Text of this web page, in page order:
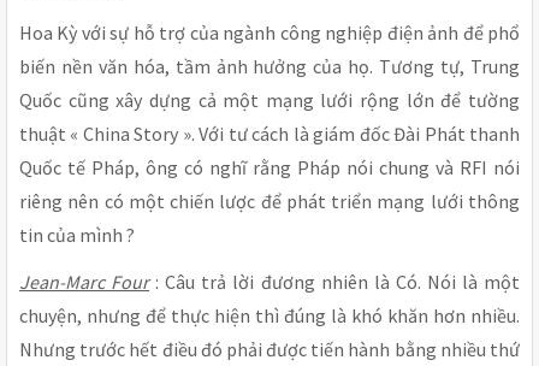
Hoa Kỳ với sự hỗ trợ của ngành công nghiệp điện ảnh để phổ
biến nền văn hóa, tầm ảnh hưởng của họ. Tương tự, Trung
Quốc cũng xây dựng cả một mạng lưới rộng lớn để tường
thuật « China Story ». Với tư cách là giám đốc Đài Phát thanh
Quốc tế Pháp, ông có nghĩ rằng Pháp nói chung và RFI nói
riêng nên có một chiến lược để phát triển mạng lưới thông
tin của mình ?
Jean-Marc Four: Câu trả lời đương nhiên là Có. Nói là một
chuyện, nhưng để thực hiện thì đúng là khó khăn hơn nhiều.
Nhưng trước hết điều đó phải được tiến hành bằng nhiều thứ